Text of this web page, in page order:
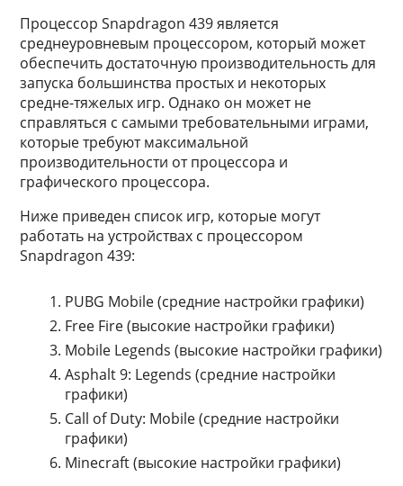
Процессор Snapdragon 439 является
среднеуровневым процессором, который может
обеспечить достаточную производительность для
запуска большинства простых и некоторых
средне-тяжелых игр. Однако он может не
справляться с самыми требовательными играми,
которые требуют максимальной
производительности от процессора и
графического процессора.
Ниже приведен список игр, которые могут
работать на устройствах с процессором
Snapdragon 439:
PUBG Mobile (средние настройки графики)
Free Fire (высокие настройки графики)
Mobile Legends (высокие настройки графики)
Asphalt 9: Legends (средние настройки
графики)
Call of Duty: Mobile (средние настройки
графики)
Minecraft (высокие настройки графики)